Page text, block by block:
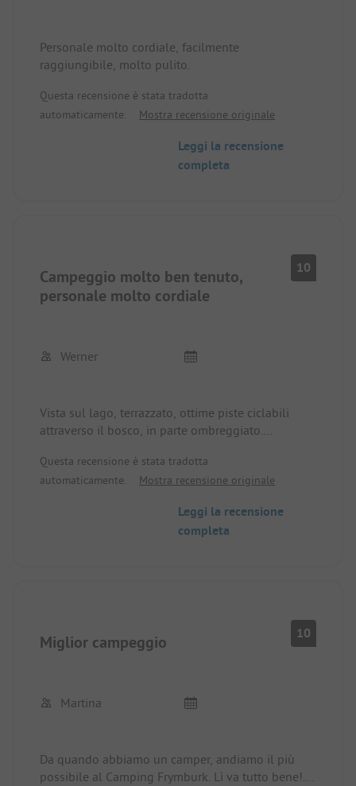
Personale molto cordiale, facilmente
raggiungibile, molto pulito.
Questa recensione è stata tradotta
automaticamente.
Mostra recensione originale
Leggi la recensione
completa
Campeggio molto ben tenuto,
personale molto cordiale
10
Werner
Vista sul lago, terrazzato, ottime piste ciclabili
attraverso il bosco, in parte ombreggiato.
la spiaggia è direttamente accessibile.
Questa recensione è stata tradotta
automaticamente.
Mostra recensione originale
Leggi la recensione
completa
Miglior campeggio 10
Martina
Da quando abbiamo un camper, andiamo il più
possibile al Camping Frymburk. Lì va tutto bene!..